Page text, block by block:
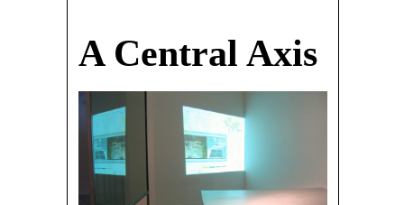
A Central Axis